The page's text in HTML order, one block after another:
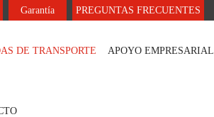
Garantía PREGUNTAS FRECUENTES
DE TRANSPORTE APOYO EMPRESARIAL